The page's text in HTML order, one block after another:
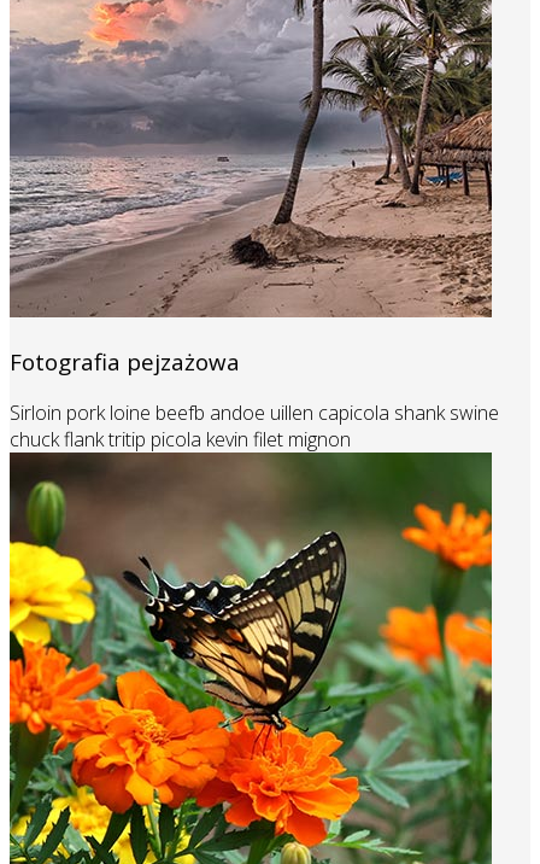
Fotografia pejzażowa
Sirloin pork loine beefb andoe uillen capicola shank swine
chuck flank tritip picola kevin filet mignon